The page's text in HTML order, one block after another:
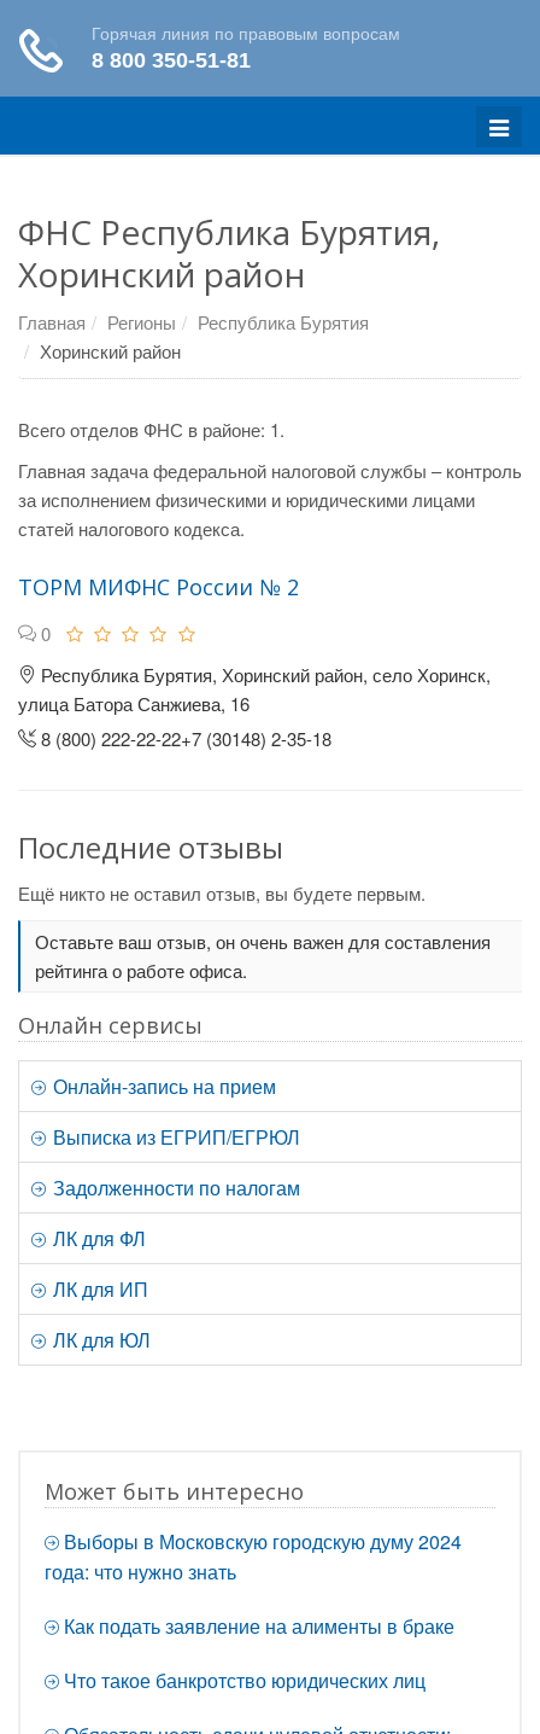
Меню
ФНС Республика Бурятия,
Хоринский район
Главная Регионы
Республика Бурятия
Хоринский район
Всего отделов ФНС в районе: 1.
Главная задача федеральной налоговой службы – контроль
за исполнением физическими и юридическими лицами
статей налогового кодекса.
ТОРМ МИФНС России № 2
0
Республика Бурятия, Хоринский район, село Хоринск,
улица Батора Санжиева, 16
8 (800) 222-22-22+7 (30148) 2-35-18
Последние отзывы
Ещё никто не оставил отзыв, вы будете первым.
Оставьте ваш отзыв, он очень важен для составления
рейтинга о работе офиса.
Онлайн сервисы
Онлайн-запись на прием
Выписка из ЕГРИП/ЕГРЮЛ
Задолженности по налогам
ЛК для ФЛ
ЛК для ИП
ЛК для ЮЛ
Может быть интересно
Выборы в Московскую городскую думу 2024
года: что нужно знать
Как подать заявление на алименты в браке
Что такое банкротство юридических лиц